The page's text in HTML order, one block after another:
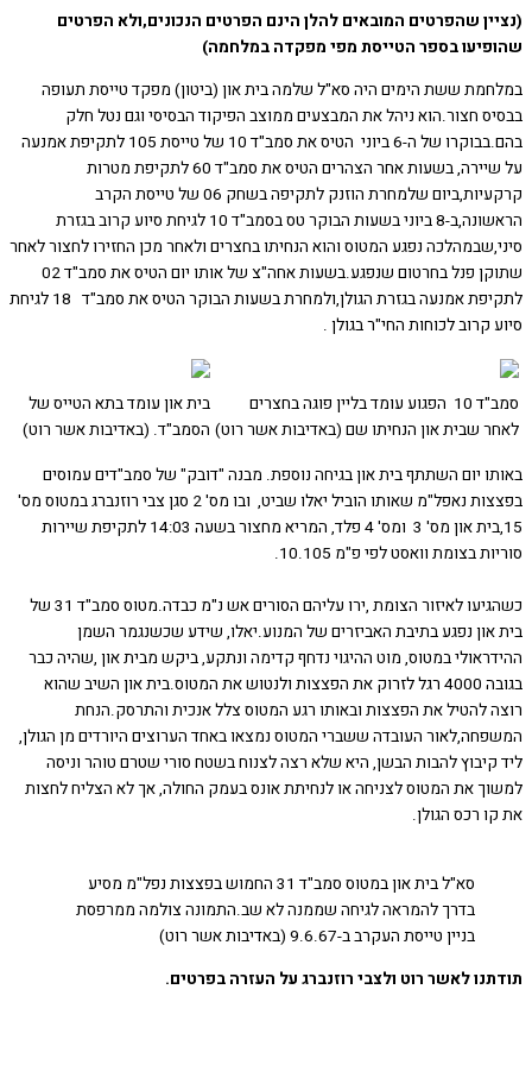
שהפרטים המובאים להלן הינם הפרטים הנכונים,ולא הפרטים
בספר הטייסת מפי מפקדה במלחמה)
ששת הימים היה סא"ל שלמה בית און (ביטון) מפקד טייסת תעופה
חצור.הוא ניהל את המבצעים ממוצב הפיקוד הבסיסי וגם נטל חלק
בהם.בבוקרו של ה-6 ביוני הטיס את סמב"ד 10 של טייסת 105 לתקיפת אמנעה
על שיירה, בשעות אחר הצהרים הטיס את סמב"ד 60 לתקיפת מטרות
קרקעיות,ביום שלמחרת הוזנק לתקיפה בשחק 06 של טייסת הקרב
הראשונה,ב-8 ביוני בשעות הבוקר טס בסמב"ד 10 לגיחת סיוע קרוב בגזרת
נפגע המטוס והוא הנחיתו בחצרים ולאחר מכן החזירו לחצור לאחר
שתוקן פנל בחרטום שנפגע.בשעות אחה"צ של אותו יום הטיס את סמב"ד 02
לתקיפת אמנעה בגזרת הגולן,ולמחרת בשעות הבוקר הטיס את סמב"ד 18 לגיחת
קרוב לכוחות החי"ר בגולן .
סמב"ד 10 הפגוע עומד בליין פוגה בחצרים
שבית און הנחיתו שם (באדיבות אשר רוט)
בית און עומד בתא הטייס של
הסמב"ד. (באדיבות אשר רוט)
יום השתתף בית און בגיחה נוספת. מבנה "דובק" של סמב"דים עמוסים
בפצצות נאפל"מ שאותו הוביל יאלו שביט, ובו מס' 2 סגן צבי רוזנברג במטוס מס'
15,בית און מס' 3 ומס' 4 פלד, המריא מחצור בשעה 14:03 לתקיפת שיירות
בצומת וואסט לפי פ"מ 10.105.
כשהגיעו לאיזור הצומת ,ירו עליהם הסורים אש נ"מ כבדה.מטוס סמב"ד 31 של
נפגע בתיבת האביזרים של המנוע.יאלו, שידע שכשנגמר השמן
במטוס, מוט ההיגוי נדחף קדימה ונתקע, ביקש מבית און ,שהיה כבר
בגובה 4000 רגל לזרוק את הפצצות ולנטוש את המטוס.בית און השיב שהוא
להטיל את הפצצות ובאותו רגע המטוס צלל אנכית והתרסק.הנחת
העובדה ששברי המטוס נמצאו באחד הערוצים היורדים מן הגולן,
להבות הבשן, היא שלא רצה לצנוח בשטח סורי שטרם טוהר וניסה
את המטוס לצניחה או לנחיתת אונס בעמק החולה, אך לא הצליח לחצות
רכס הגולן.
סא"ל בית און במטוס סמב"ד 31 החמוש בפצצות נפל"מ מסיע
בדרך להמראה לגיחה שממנה לא שב.התמונה צולמה ממרפסת
בניין טייסת העקרב ב-9.6.67 (באדיבות אשר רוט)
לאשר רוט ולצבי רוזנברג על העזרה בפרטים.